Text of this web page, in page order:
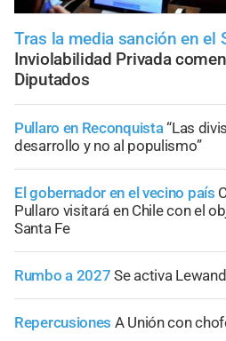
Tras la media sanción en el
Inviolabilidad Privada
Diputados
Pullaro en Reconquista“Las
desarrollo y no al populismo”
El gobernador en el vecino país
Pullaro visitará en Chile con el
Santa Fe
Rumbo a 2027 Se activa
Repercusiones A Unión con